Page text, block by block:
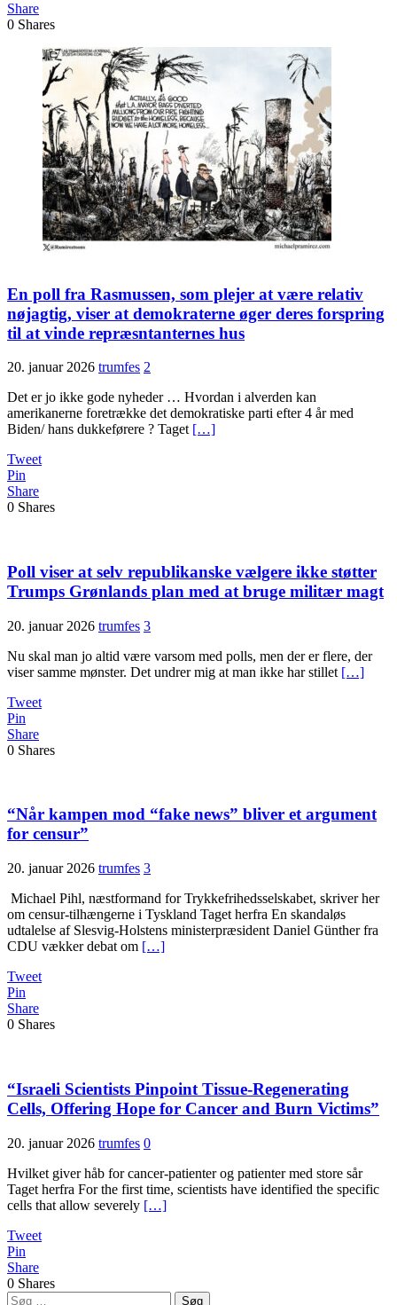
Share
0 Shares
En poll fra Rasmussen, som plejer at være relativ
nøjagtig, viser at demokraterne øger deres forspring
til at vinde repræsntanternes hus
20. januar 2026 trumfes 2
Det er jo ikke gode nyheder … Hvordan i alverden kan
amerikanerne foretrække det demokratiske parti efter 4 år med
Biden/ hans dukkeførere ? Taget […]
Tweet
Pin
Share
0 Shares
Poll viser at selv republikanske vælgere ikke støtter
Trumps Grønlands plan med at bruge militær magt
20. januar 2026 trumfes 3
Nu skal man jo altid være varsom med polls, men der er flere, der
viser samme mønster. Det undrer mig at man ikke har stillet […]
Tweet
Pin
Share
0 Shares
“Når kampen mod “fake news” bliver et argument
for censur”
20. januar 2026 trumfes 3
Michael Pihl, næstformand for Trykkefrihedsselskabet, skriver her
om censur-tilhængerne i Tyskland Taget herfra En skandaløs
udtalelse af Slesvig-Holstens ministerpræsident Daniel Günther fra
CDU vækker debat om […]
Tweet
Pin
Share
0 Shares
“Israeli Scientists Pinpoint Tissue-Regenerating
Cells, Offering Hope for Cancer and Burn Victims”
20. januar 2026 trumfes 0
Hvilket giver håb for cancer-patienter og patienter med store sår
Taget herfra For the first time, scientists have identified the specific
cells that allow severely […]
Tweet
Pin
Share
0 Shares
Søg